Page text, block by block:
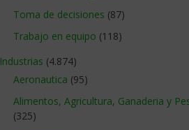
Toma de decisiones (87)
Trabajo en equipo (118)
Industrias (4.874)
Aeronautica (95)
Alimentos, Agricultura, Ganaderia y
(325)